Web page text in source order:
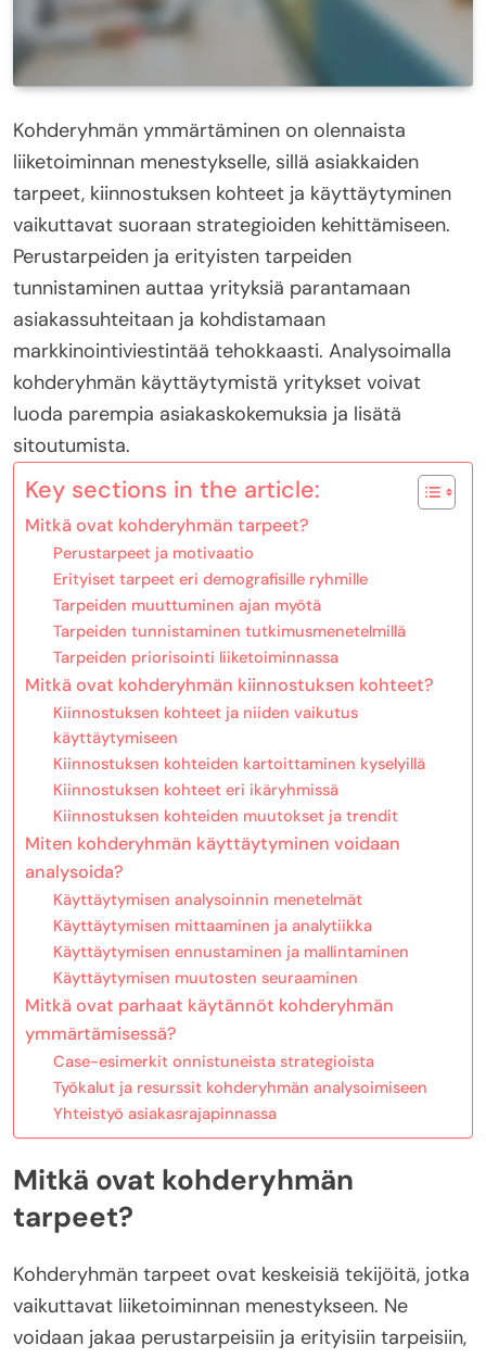
Kohderyhmän ymmärtäminen on olennaista
liiketoiminnan menestykselle, sillä asiakkaiden
tarpeet, kiinnostuksen kohteet ja käyttäytyminen
vaikuttavat suoraan strategioiden kehittämiseen.
Perustarpeiden ja erityisten tarpeiden
tunnistaminen auttaa yrityksiä parantamaan
asiakassuhteitaan ja kohdistamaan
markkinointiviestintää tehokkaasti. Analysoimalla
kohderyhmän käyttäytymistä yritykset voivat
luoda parempia asiakaskokemuksia ja lisätä
sitoutumista.
Key sections in the article:
Mitkä ovat kohderyhmän tarpeet?
Perustarpeet ja motivaatio
Erityiset tarpeet eri demografisille ryhmille
Tarpeiden muuttuminen ajan myötä
Tarpeiden tunnistaminen tutkimusmenetelmillä
Tarpeiden priorisointi liiketoiminnassa
Mitkä ovat kohderyhmän kiinnostuksen kohteet?
Kiinnostuksen kohteet ja niiden vaikutus
käyttäytymiseen
Kiinnostuksen kohteiden kartoittaminen kyselyillä
Kiinnostuksen kohteet eri ikäryhmissä
Kiinnostuksen kohteiden muutokset ja trendit
Miten kohderyhmän käyttäytyminen voidaan
analysoida?
Käyttäytymisen analysoinnin menetelmät
Käyttäytymisen mittaaminen ja analytiikka
Käyttäytymisen ennustaminen ja mallintaminen
Käyttäytymisen muutosten seuraaminen
Mitkä ovat parhaat käytännöt kohderyhmän
ymmärtämisessä?
Case-esimerkit onnistuneista strategioista
Työkalut ja resurssit kohderyhmän analysoimiseen
Yhteistyö asiakasrajapinnassa
Mitkä ovat kohderyhmän
tarpeet?
Kohderyhmän tarpeet ovat keskeisiä tekijöitä, jotka
vaikuttavat liiketoiminnan menestykseen. Ne
voidaan jakaa perustarpeisiin ja erityisiin tarpeisiin,